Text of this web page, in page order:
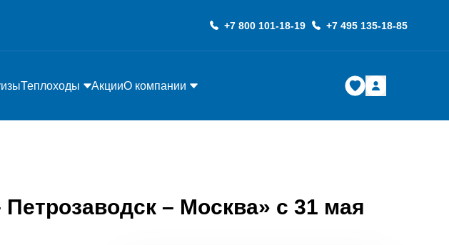
+7 800 101-18-19 +7 495 135-18-85
Теплоходы АкцииО компании
– Москва» с 31 мая